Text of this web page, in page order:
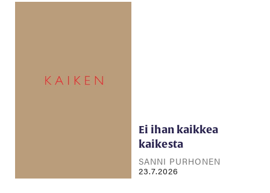
Ei ihan kaikkea
kaikesta
SANNI PURHONEN
23.7.2026